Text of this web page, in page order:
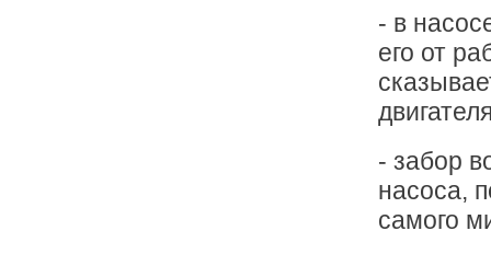
- в
его от
- забор
насоса,
самого